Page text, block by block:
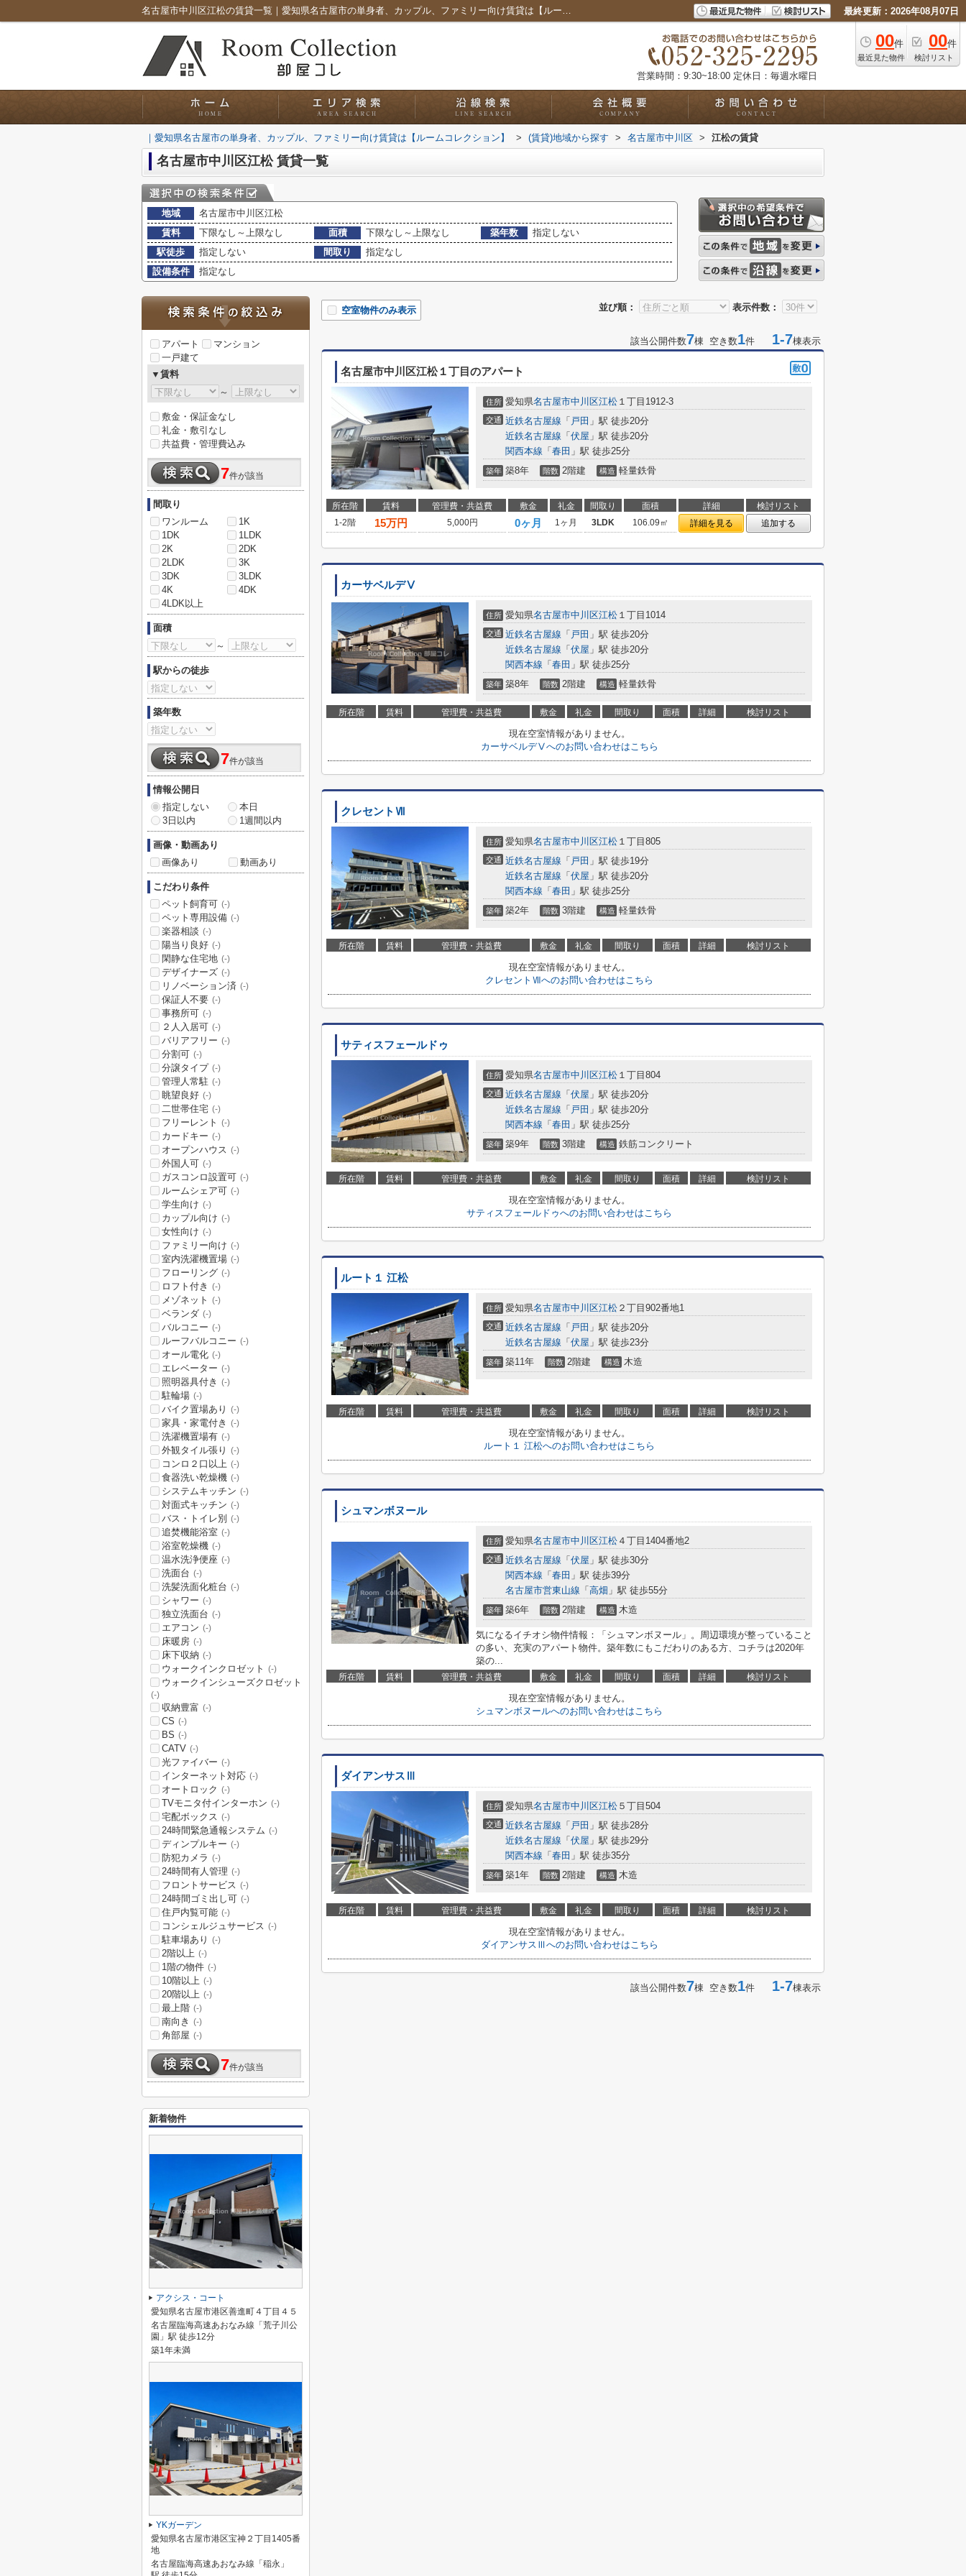
名古屋市中川区江松の賃貸一覧｜愛知県名古屋市の単身者、カップル、ファミリー向け賃貸は【ルームコレクション】 最終更新：2026年08月07日
00件
最近見た物件
00件
検討リスト
営業時間：9:30~18:00 定休日：毎週水曜日
｜愛知県名古屋市の単身者、カップル、ファミリー向け賃貸は【ルームコレクション】 > (賃貸)地域から探す > 名古屋市中川区 > 江松の賃貸
名古屋市中川区江松 賃貸一覧
地域
名古屋市中川区江松
賃料
下限なし～上限なし 面積 下限なし～上限なし 築年数
指定しない
駅徒歩
指定しない 間取り
指定なし
設備条件
指定なし
並び順： 表示件数：
空室物件のみ表示
該当公開件数7棟 空き数1件 1-7棟表示
名古屋市中川区江松１丁目のアパート
住所 愛知県名古屋市中川区江松 １丁目1912-3
交通 近鉄名古屋線 「 戸田 」駅 徒歩20分
近鉄名古屋線 「 伏屋 」駅 徒歩20分
関西本線 「 春田 」駅 徒歩25分
築年 築8年 階数 2階建 構造 軽量鉄骨
所在階 賃料 管理費・共益費 敷金 礼金 間取り 面積 詳細
検討リスト
1-2階
15万円 5,000円 0ヶ月 1ヶ月 3LDK 106.09㎡ 詳細を見る 追加する
カーサベルデⅤ
住所 愛知県名古屋市中川区江松 １丁目1014
交通 近鉄名古屋線 「 戸田 」駅 徒歩20分
近鉄名古屋線 「 伏屋 」駅 徒歩20分
関西本線 「 春田 」駅 徒歩25分
築年 築8年 階数 2階建 構造 軽量鉄骨
所在階 賃料 管理費・共益費 敷金 礼金 間取り 面積 詳細 検討リスト
現在空室情報がありません。
カーサベルデⅤへのお問い合わせはこちら
クレセントⅦ
住所 愛知県名古屋市中川区江松 １丁目805
交通 近鉄名古屋線 「 戸田 」駅 徒歩19分
近鉄名古屋線 「 伏屋 」駅 徒歩20分
関西本線 「 春田 」駅 徒歩25分
築年 築2年 階数 3階建 構造 軽量鉄骨
所在階 賃料 管理費・共益費 敷金 礼金 間取り 面積 詳細 検討リスト
現在空室情報がありません。
クレセントⅦへのお問い合わせはこちら
サティスフェールドゥ
住所 愛知県名古屋市中川区江松 １丁目804
交通 近鉄名古屋線 「 伏屋 」駅 徒歩20分
近鉄名古屋線 「 戸田 」駅 徒歩20分
関西本線 「 春田 」駅 徒歩25分
築年 築9年 階数 3階建 構造 鉄筋コンクリート
所在階 賃料 管理費・共益費 敷金 礼金 間取り 面積 詳細 検討リスト
現在空室情報がありません。
サティスフェールドゥへのお問い合わせはこちら
ルート１ 江松
住所 愛知県名古屋市中川区江松 ２丁目902番地1
交通 近鉄名古屋線 「 戸田 」駅 徒歩20分
近鉄名古屋線 「 伏屋 」駅 徒歩23分
築年 築11年 階数 2階建 構造 木造
所在階 賃料 管理費・共益費 敷金 礼金 間取り 面積 詳細 検討リスト
現在空室情報がありません。
ルート１ 江松へのお問い合わせはこちら
シュマンボヌール
住所 愛知県名古屋市中川区江松 ４丁目1404番地2
交通 近鉄名古屋線 「 伏屋 」駅 徒歩30分
関西本線 「 春田 」駅 徒歩39分
名古屋市営東山線 「 高畑 」駅 徒歩55分
築年 築6年 階数 2階建 構造 木造
気になるイチオシ物件情報：「シュマンボヌール」。周辺環境が整っていること
の多い、充実のアパート物件。築年数にもこだわりのある方、コチラは2020年
築の...
所在階 賃料 管理費・共益費 敷金 礼金 間取り 面積 詳細 検討リスト
現在空室情報がありません。
シュマンボヌールへのお問い合わせはこちら
ダイアンサスⅢ
住所 愛知県名古屋市中川区江松 ５丁目504
交通 近鉄名古屋線 「 戸田 」駅 徒歩28分
近鉄名古屋線 「 伏屋 」駅 徒歩29分
関西本線 「 春田 」駅 徒歩35分
築年 築1年 階数 2階建 構造 木造
所在階 賃料 管理費・共益費 敷金 礼金 間取り 面積 詳細 検討リスト
現在空室情報がありません。
ダイアンサスⅢへのお問い合わせはこちら
該当公開件数7棟 空き数1件 1-7棟表示
アパート
マンション
一戸建て
▼賃料
～
敷金・保証金なし
礼金・敷引なし
共益費・管理費込み
7件が該当
間取り
ワンルーム
1K
1DK
1LDK
2K
2DK
2LDK
3K
3DK
3LDK
4K
4DK
4LDK以上
面積
～
駅からの徒歩
築年数
7件が該当
情報公開日
指定しない
本日
3日以内
1週間以内
画像・動画あり
画像あり
動画あり
こだわり条件
ペット飼育可 (-)
ペット専用設備 (-)
楽器相談 (-)
陽当り良好 (-)
閑静な住宅地 (-)
デザイナーズ (-)
リノベーション済 (-)
保証人不要 (-)
事務所可 (-)
２人入居可 (-)
バリアフリー (-)
分割可 (-)
分譲タイプ (-)
管理人常駐 (-)
眺望良好 (-)
二世帯住宅 (-)
フリーレント (-)
カードキー (-)
オープンハウス (-)
外国人可 (-)
ガスコンロ設置可 (-)
ルームシェア可 (-)
学生向け (-)
カップル向け (-)
女性向け (-)
ファミリー向け (-)
室内洗濯機置場 (-)
フローリング (-)
ロフト付き (-)
メゾネット (-)
ベランダ (-)
バルコニー (-)
ルーフバルコニー (-)
オール電化 (-)
エレベーター (-)
照明器具付き (-)
駐輪場 (-)
バイク置場あり (-)
家具・家電付き (-)
洗濯機置場有 (-)
外観タイル張り (-)
コンロ２口以上 (-)
食器洗い乾燥機 (-)
システムキッチン (-)
対面式キッチン (-)
バス・トイレ別 (-)
追焚機能浴室 (-)
浴室乾燥機 (-)
温水洗浄便座 (-)
洗面台 (-)
洗髪洗面化粧台 (-)
シャワー (-)
独立洗面台 (-)
エアコン (-)
床暖房 (-)
床下収納 (-)
ウォークインクロゼット (-)
ウォークインシューズクロゼット
(-)
収納豊富 (-)
CS (-)
BS (-)
CATV (-)
光ファイバー (-)
インターネット対応 (-)
オートロック (-)
TVモニタ付インターホン (-)
宅配ボックス (-)
24時間緊急通報システム (-)
ディンプルキー (-)
防犯カメラ (-)
24時間有人管理 (-)
フロントサービス (-)
24時間ゴミ出し可 (-)
住戸内覧可能 (-)
コンシェルジュサービス (-)
駐車場あり (-)
2階以上 (-)
1階の物件 (-)
10階以上 (-)
20階以上 (-)
最上階 (-)
南向き (-)
角部屋 (-)
7件が該当
新着物件
アクシス・コート
愛知県名古屋市港区善進町４丁目４５
名古屋臨海高速あおなみ線「荒子川公
園」駅 徒歩12分
築1年未満
YKガーデン
愛知県名古屋市港区宝神２丁目1405番
地
名古屋臨海高速あおなみ線「稲永」